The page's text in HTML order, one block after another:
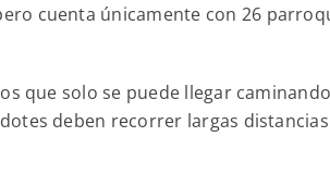
cuenta únicamente con 26
que solo se puede llegar
deben recorrer largas